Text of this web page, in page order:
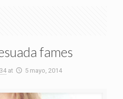
fames
at 5 mayo, 2014